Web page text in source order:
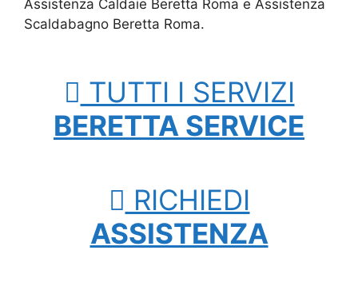
Assistenza Caldaie Beretta Roma e Assistenza
Scaldabagno Beretta Roma.
TUTTI I SERVIZI
BERETTA SERVICE
RICHIEDI
ASSISTENZA